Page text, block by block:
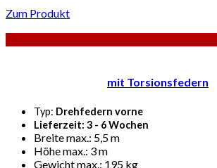
Zum Produkt
mit Torsionsfedern
Typ: Drehfedern vorne
Lieferzeit: 3 - 6 Wochen
Breite max.: 5,5 m
Höhe max.: 3 m
Gewicht max.: 195 kg